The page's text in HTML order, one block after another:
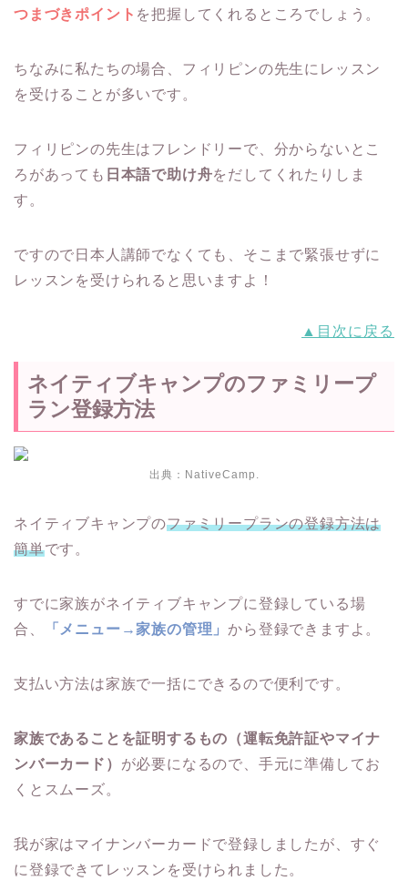
つまづきポイント を把握してくれるところでしょう。
ちなみに私たちの場合、フィリピンの先生にレッスン
を受けることが多いです。
フィリピンの先生はフレンドリーで、分からないとこ
ろがあっても 日本語で助け舟をだしてくれたりしま
す。
ですので日本人講師でなくても、そこまで緊張せずに
レッスンを受けられると思いますよ！
▲目次に戻る
ネイティブキャンプのファミリープ
ラン登録方法
出典：NativeCamp.
ネイティブキャンプのファミリープランの登録方法は
簡単です。
すでに家族がネイティブキャンプに登録している場
合、
「メニュー→家族の管理」から登録できますよ。
支払い方法は家族で一括にできるので便利です。
家族であることを証明するもの（運転免許証やマイナ
ンバーカード） が必要になるので、手元に準備してお
くとスムーズ。
我が家はマイナンバーカードで登録しましたが、すぐ
に登録できてレッスンを受けられました。